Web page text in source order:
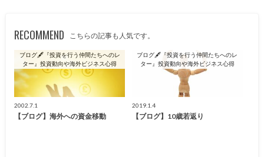
RECOMMEND こちらの記事も人気です。
ブログ🖋『投資を行う仲間たちへのレ
ター』投資動向や海外ビジネス心得
2002.7.1
【ブログ】海外への資金移動
ブログ🖋『投資を行う仲間たちへのレ
ター』投資動向や海外ビジネス心得
2019.1.4
【ブログ】10歳若返り